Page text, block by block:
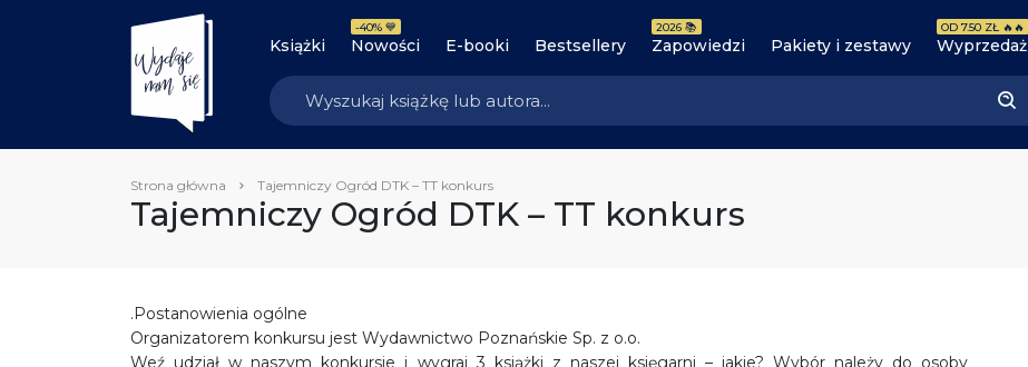
Książki Nowości
-40% 💙
E-booki Bestsellery Zapowiedzi
2026 📚
Pakiety i zestawy Wyprzedaż
OD 7.50 ZŁ 🔥🔥
Strona główna Tajemniczy Ogród DTK – TT konkurs
Tajemniczy Ogród DTK – TT konkurs
.Postanowienia ogólne
Organizatorem konkursu jest Wydawnictwo Poznańskie Sp. z o.o.
Weź udział w naszym konkursie i wygraj 3 książki z naszej księgarni – jakie? Wybór należy do osoby